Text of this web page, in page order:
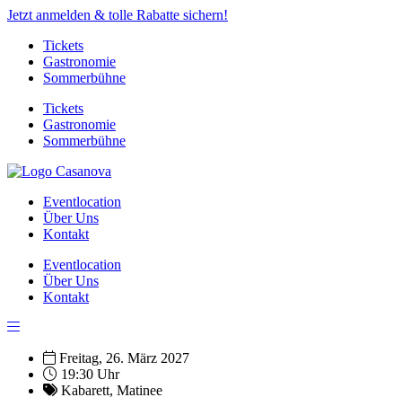
Jetzt anmelden & tolle Rabatte sichern!
Tickets
Gastronomie
Sommerbühne
Tickets
Gastronomie
Sommerbühne
Eventlocation
Über Uns
Kontakt
Eventlocation
Über Uns
Kontakt
Freitag, 26. März 2027
19:30 Uhr
Kabarett, Matinee